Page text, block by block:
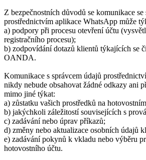
Z bezpečnostních důvodů se komunikace se
prostřednictvím aplikace WhatsApp může
a) podpory při procesu otevření účtu
registračního procesu);
b) zodpovídání dotazů klientů týkajících se
OANDA.
Komunikace s správcem údajů
nikdy nebude obsahovat žádné odkazy ani
mimo jiné týkat:
a) zůstatku vašich prostředků na
b) jakýchkoli záležitostí souvisejících s
c) zadávání nebo úprav příkazů;
d) změny nebo aktualizace osobních údajů
e) zadávání pokynů k vkladu nebo výběru
hotovostního účtu.